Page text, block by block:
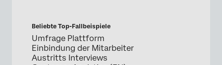
Beliebte Top-Fallbeispiele
Umfrage Plattform
Einbindung der Mitarbeiter
Austritts Interviews